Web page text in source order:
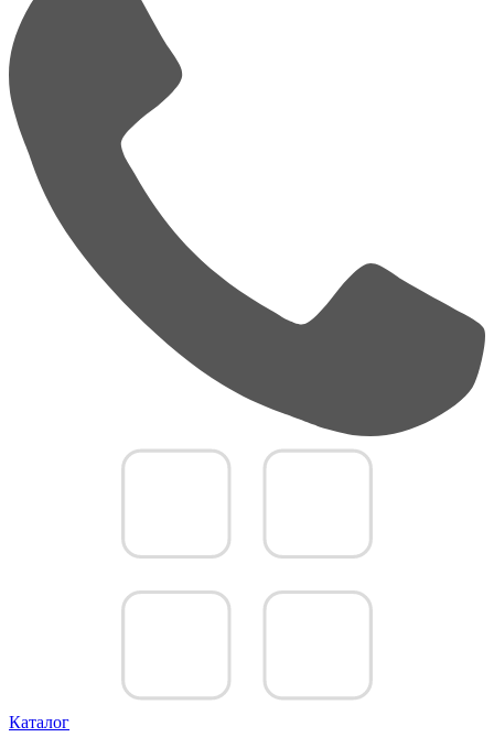
Каталог